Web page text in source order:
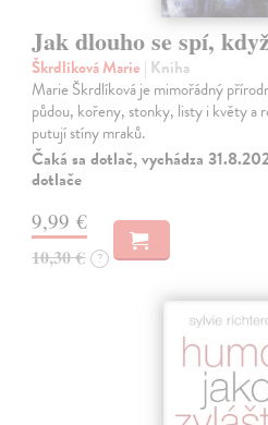
Jak dlouho se spí,
Škrdlíková Marie | Kniha
Marie Škrdlíková je mimořádný
půdou, kořeny, stonky, listy i květy a
putují stíny mraků.
Čaká sa dotlač, vychádza
dotlače
9,99 €
10,30 € ?